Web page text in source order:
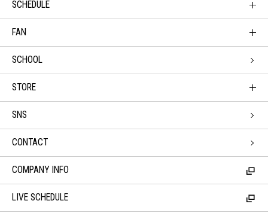
SCHEDULE
FAN
SCHOOL
STORE
SNS
CONTACT
COMPANY INFO
LIVE SCHEDULE